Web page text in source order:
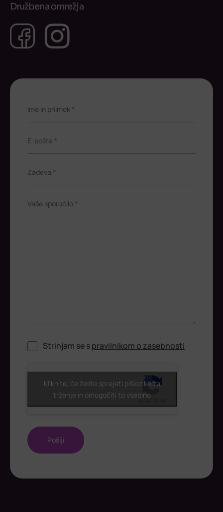
Družbena omrežja
Facebook
Instagram
Ime in priimek *
E-pošta *
Zadeva *
Vaše sporočilo *
Strinjam se spravilnikom o zasebnosti
ReCaptcha
Kliknite, če želite sprejeti piškotke za
trženje in omogočiti to vsebino